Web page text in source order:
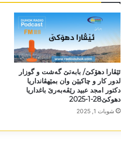
ئێڤارا دھۆکێ/ بابەتێ گەشت و گوزار
لدور کار و چاکیێن وان بمێھڤانداریا
دکتور امجد عبید رێڤەبەرێ باغداریا
دھوکێ28-1-2025
شوبات 1, 2025